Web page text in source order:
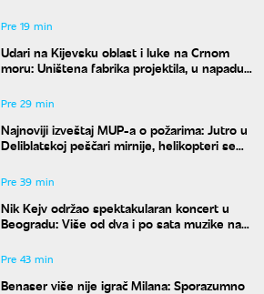
Pre 19 min
Udari na Kijevsku oblast i luke na Crnom
moru: Uništena fabrika projektila, u napadu
Pre 29 min
Najnoviji izveštaj MUP-a o požarima: Jutro u
Deliblatskoj peščari mirnije, helikopteri se
Pre 39 min
Nik Kejv održao spektakularan koncert u
Beogradu: Više od dva i po sata muzike na
Pre 43 min
Benaser više nije igrač Milana: Sporazumno